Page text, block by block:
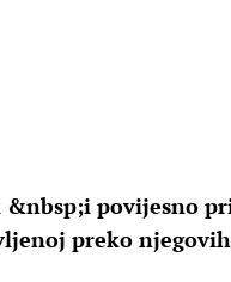
povijesno
preko